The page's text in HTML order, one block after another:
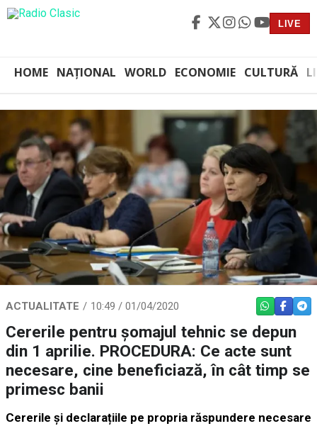
LIVE
HOME NAȚIONAL WORLD ECONOMIE CULTURĂ
ACTUALITATE 10:49 / 01/04/2020 WHATSAPP
Cererile pentru șomajul tehnic se depun
din 1 aprilie. PROCEDURA: Ce acte sunt
necesare, cine beneficiază, în cât timp se
primesc banii
Cererile și declarațiile pe propria răspundere necesare